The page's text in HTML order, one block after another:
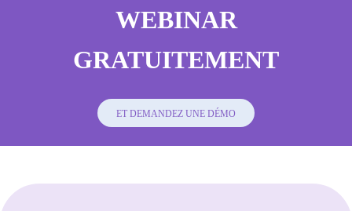
WEBINAR
GRATUITEMENT
ET DEMANDEZ UNE DÉMO